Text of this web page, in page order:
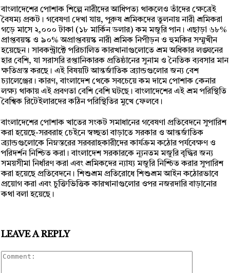
বাংলাদেশের পোশাক শিল্পে নারীদের আধিপত্য থাকলেও তাঁদের ক্ষেত্রেই
বৈষম্য প্রকট। গবেষণা দেখা যায়, পুরুষ শ্রমিকদের তুলনায় নারী শ্রমিকরা
গড়ে মাসে ২,০০০ টাকা (১৮ মার্কিন ডলার) কম মজুরি পান। এছাড়া ৬৮%
প্রাপ্তবয়স্ক ও ৯০% অপ্রাপ্তবয়স্ক নারী শ্রমিক নিপীড়ন ও হুমকির সম্মুখীন
হয়েছেন। সাবকন্ট্রাক্টে পরিচালিত কারখানাগুলোতে শ্রম অধিকার লঙ্ঘনের
হার বেশি, যা সরাসরি রপ্তানিকারক প্রতিষ্ঠানের সুনাম ও নৈতিক ব্যবসার মান
ক্ষতিগ্রস্ত করছে। এই বিষয়টি আন্তর্জাতিক ব্র্যান্ডগুলোর জন্য বেশ
চ্যালেঞ্জের। কারণ, বাংলাদেশ থেকে সবচেয়ে কম দামে পোশাক কেনার
লক্ষ্য থাকায় এই প্রবণতা বেশি বেশি ঘটছে। বাংলাদেশের এই শ্রম পরিস্থিতি
বৈশ্বিক রিটেইলারদের কঠিন পরিস্থিতির মুখে ফেলবে।
বাংলাদেশের পোশাক খাতের সংকট সমাধানের গবেষণা প্রতিবেদনে সুপারিশ
করা হয়েছে-সরবরাহ চেইনে স্বচ্ছতা বাড়াতে সরকার ও আন্তর্জাতিক
ব্র্যান্ডগুলোকে নিম্নস্তরের সরবরাহকারীদের কার্যক্রম কঠোর পর্যবেক্ষণ ও
পরিদর্শন নিশ্চিত করা। বাংলাদেশ সরকারকে ন্যূনতম মজুরি বৃদ্ধির জন্য
সময়সীমা নির্ধারণ করা এবং শ্রমিকদের ন্যায্য মজুরি নিশ্চিত করার সুপারিশ
করা হয়েছে প্রতিবেদনে। শিশুশ্রম প্রতিরোধে শিশুশ্রম আইন কঠোরভাবে
প্রয়োগ করা এবং চুক্তিভিত্তিক কারখানাগুলোর ওপর নজরদারি বাড়ানোর
কথা বলা হয়েছে।
LEAVE A REPLY